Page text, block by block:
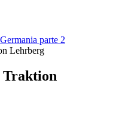
parte 2
Lehrberg
Traktion